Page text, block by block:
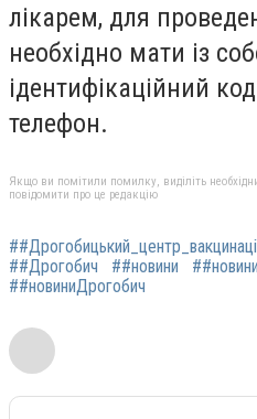
лікарем, для
необхідно мати із
ідентифікаційний
телефон.
Якщо ви помітили помилку, виділіть
повідомити про це редакцію
##Дрогобич
##новини
##новиниДрогобич